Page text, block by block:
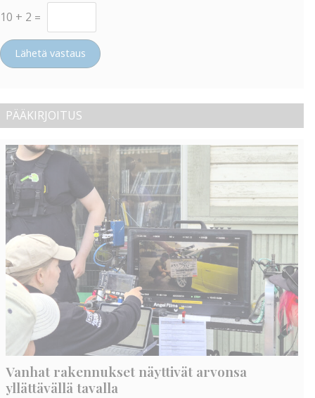
10 + 2 =
Lähetä vastaus
PÄÄKIRJOITUS
Vanhat rakennukset näyttivät arvonsa
yllättävällä tavalla